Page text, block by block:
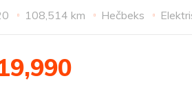
108,514 km Hečbeks